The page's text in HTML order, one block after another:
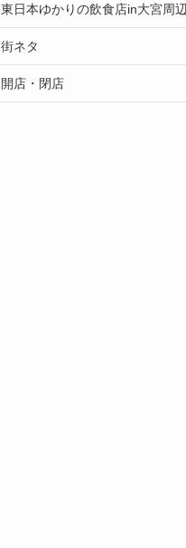
東日本ゆかりの飲食店in大宮周辺
街ネタ
開店・閉店